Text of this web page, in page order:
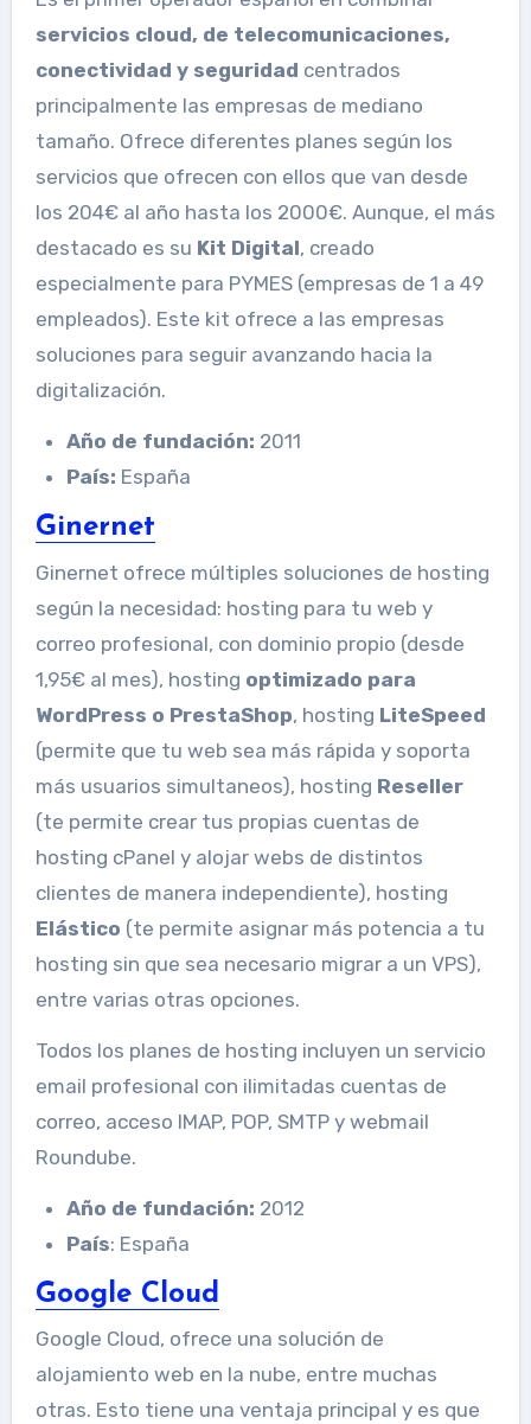
servicios cloud, de telecomunicaciones,
conectividad y seguridad centrados
principalmente las empresas de mediano
tamaño. Ofrece diferentes planes según los
servicios que ofrecen con ellos que van desde
los 204€ al año hasta los 2000€. Aunque, el más
destacado es su Kit Digital, creado
especialmente para PYMES (empresas de 1 a 49
empleados). Este kit ofrece a las empresas
soluciones para seguir avanzando hacia la
digitalización.
Año de fundación: 2011
País: España
Ginernet
Ginernet ofrece múltiples soluciones de hosting
según la necesidad: hosting para tu web y
correo profesional, con dominio propio (desde
1,95€ al mes), hosting optimizado para
WordPress o PrestaShop, hosting LiteSpeed
(permite que tu web sea más rápida y soporta
más usuarios simultaneos), hosting Reseller
(te permite crear tus propias cuentas de
hosting cPanel y alojar webs de distintos
clientes de manera independiente), hosting
Elástico (te permite asignar más potencia a tu
hosting sin que sea necesario migrar a un VPS),
entre varias otras opciones.
Todos los planes de hosting incluyen un servicio
email profesional con ilimitadas cuentas de
correo, acceso IMAP, POP, SMTP y webmail
Roundube.
Año de fundación: 2012
País: España
Google Cloud
Google Cloud, ofrece una solución de
alojamiento web en la nube, entre muchas
otras. Esto tiene una ventaja principal y es que